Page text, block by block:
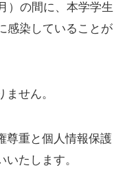
）の間に、本学学生
感染していることが
せん。
尊重と個人情報保護
たします。